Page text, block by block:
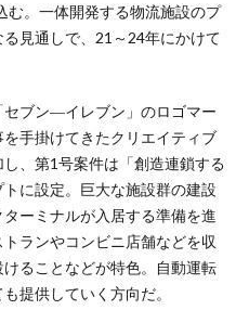
む。一体開発する物流施設のプ
見通しで、21～24年にかけて
セブン―イレブン」のロゴマー
手掛けてきたクリエイティブ
、第1号案件は「創造連鎖する
に設定。巨大な施設群の建設
ーミナルが入居する準備を進
ランやコンビニ店舗などを収
ることなどが特色。自動運転
提供していく方向だ。